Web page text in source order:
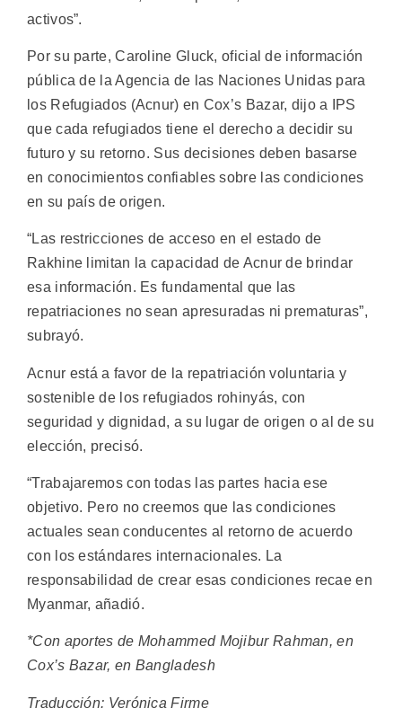
activos”.
Por su parte, Caroline Gluck, oficial de información
pública de la Agencia de las Naciones Unidas para
los Refugiados (Acnur) en Cox’s Bazar, dijo a IPS
que cada refugiados tiene el derecho a decidir su
futuro y su retorno. Sus decisiones deben basarse
en conocimientos confiables sobre las condiciones
en su país de origen.
“Las restricciones de acceso en el estado de
Rakhine limitan la capacidad de Acnur de brindar
esa información. Es fundamental que las
repatriaciones no sean apresuradas ni prematuras”,
subrayó.
Acnur está a favor de la repatriación voluntaria y
sostenible de los refugiados rohinyás, con
seguridad y dignidad, a su lugar de origen o al de su
elección, precisó.
“Trabajaremos con todas las partes hacia ese
objetivo. Pero no creemos que las condiciones
actuales sean conducentes al retorno de acuerdo
con los estándares internacionales. La
responsabilidad de crear esas condiciones recae en
Myanmar, añadió.
*Con aportes de Mohammed Mojibur Rahman, en
Cox’s Bazar, en Bangladesh
Traducción: Verónica Firme